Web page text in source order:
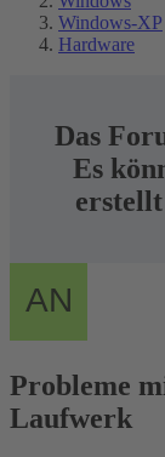
Windows-XP
Hardware
Das
Es
Probleme
Laufwerk